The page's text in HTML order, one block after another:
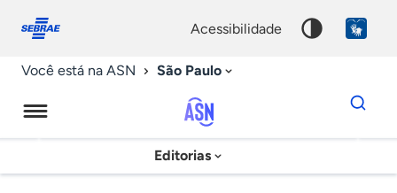
conosco
acessibilidade
Você está na ASN São Paulo
Agência
Sebrae
Editorias
Dados
para
chave